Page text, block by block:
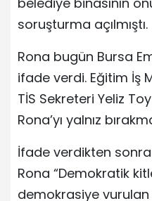
soruşturma açılmıştı.
Rona bugün Bursa
ifade verdi. Eğitim İş
TİS Sekreteri Yeliz
Rona’yı yalnız
İfade verdikten sonra
Rona “Demokratik
demokrasiye